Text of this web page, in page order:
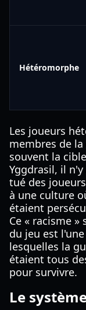
Hétéromorphe
Les joueurs
membres de
souvent la
Yggdrasil, il
tué des
à une culture
étaient
Ce « racisme
du jeu est
lesquelles la
étaient tous
pour survivre.
Le